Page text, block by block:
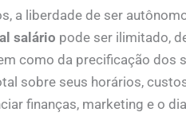
a liberdade de ser
salário pode ser ilimitado,
como da precificação dos
sobre seus horários,
finanças, marketing e o